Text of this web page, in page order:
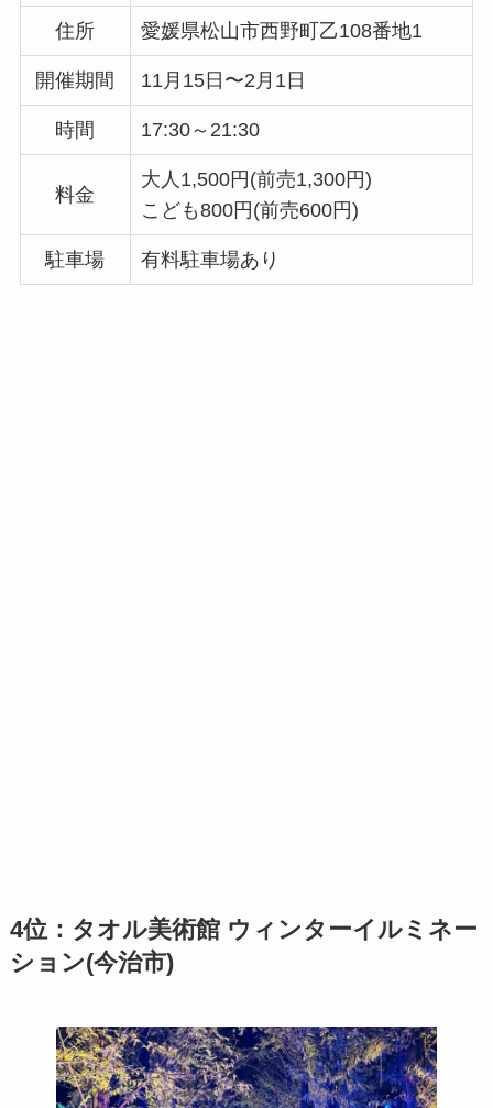
住所 愛媛県松山市西野町乙108番地1
開催期間 11月15日〜2月1日
時間 17:30～21:30
料金
大人1,500円(前売1,300円)
こども800円(前売600円)
駐車場 有料駐車場あり
4位：タオル美術館 ウィンターイルミネー
ション(今治市)